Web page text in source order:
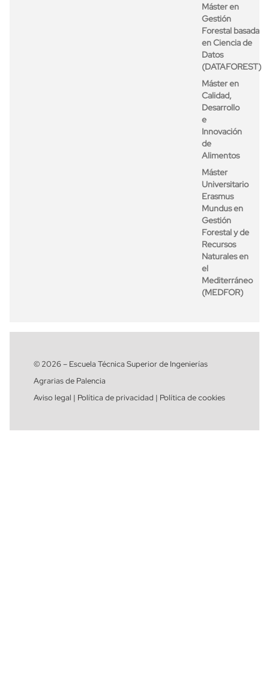
Máster en
Gestión
Forestal basada
en Ciencia de
Datos
(DATAFOREST)
Máster en
Calidad,
Desarrollo
e
Innovación
de
Alimentos
Máster
Universitario
Erasmus
Mundus en
Gestión
Forestal y de
Recursos
Naturales en
el
Mediterráneo
(MEDFOR)
© 2026 – Escuela Técnica Superior de Ingenierías
Agrarias de Palencia
Aviso legal | Política de privacidad | Política de cookies